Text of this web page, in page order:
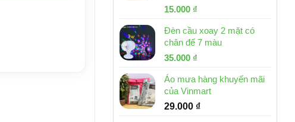
Giá
là:
32.000 ₫.
15.000 ₫
tại
là:
Đèn cầu xoay 2 mặt có
chân đế 7 màu
Giá
là:
46.000 ₫.
35.000 ₫
tại
là:
35.000 ₫.
Áo mưa hàng khuyến mãi
của Vinmart
29.000 ₫